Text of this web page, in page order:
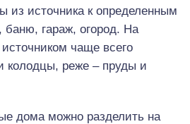
из источника к определенным
гараж, огород. На
чаще всего
колодцы, реже – пруды и
дома можно разделить на